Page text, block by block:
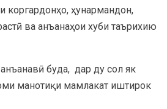
коргардонҳо, ҳунармандон,
ва анъанаҳои хуби таърихию
буда, дар ду сол як
манотиқи мамлакат иштирок